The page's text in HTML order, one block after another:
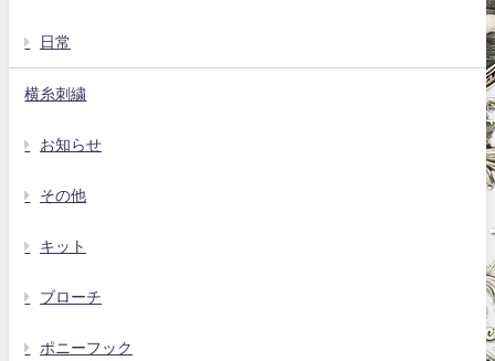
日常
横糸刺繍
お知らせ
その他
キット
ブローチ
ポニーフック